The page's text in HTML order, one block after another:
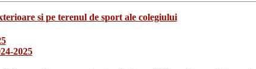
si pe terenul de sport ale colegiului
2025